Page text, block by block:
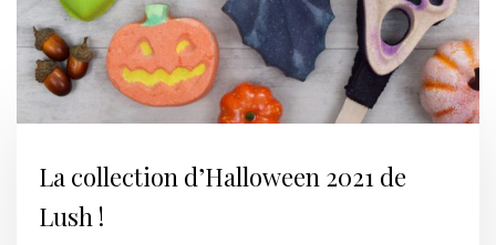
La collection d’Halloween 2021 de
Lush !